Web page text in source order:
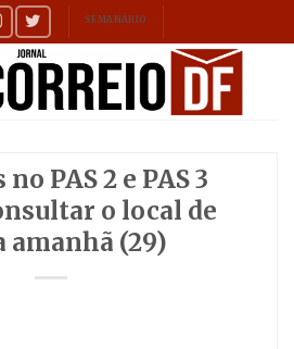
SEMANÁRIO
PAS 2 e PAS 3
o local de
amanhã (29)